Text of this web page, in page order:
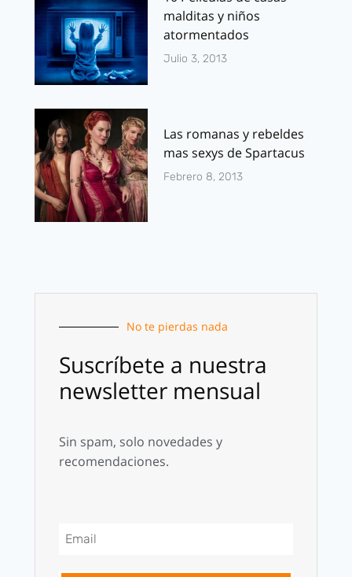
malditas y niños
atormentados
Julio 3, 2013
Las romanas y rebeldes
mas sexys de Spartacus
Febrero 8, 2013
No te pierdas nada
Suscríbete a nuestra
newsletter mensual
Sin spam, solo novedades y
recomendaciones.